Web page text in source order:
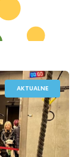
AKTUALNE